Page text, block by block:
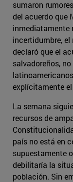
sumaron
del acuerdo que
inmediatamente
incertidumbre, el
declaró que el
salvadoreños,
explícitamente el
La semana
recursos de
país no está en
supuestamente
debilitaría la
población. Sin